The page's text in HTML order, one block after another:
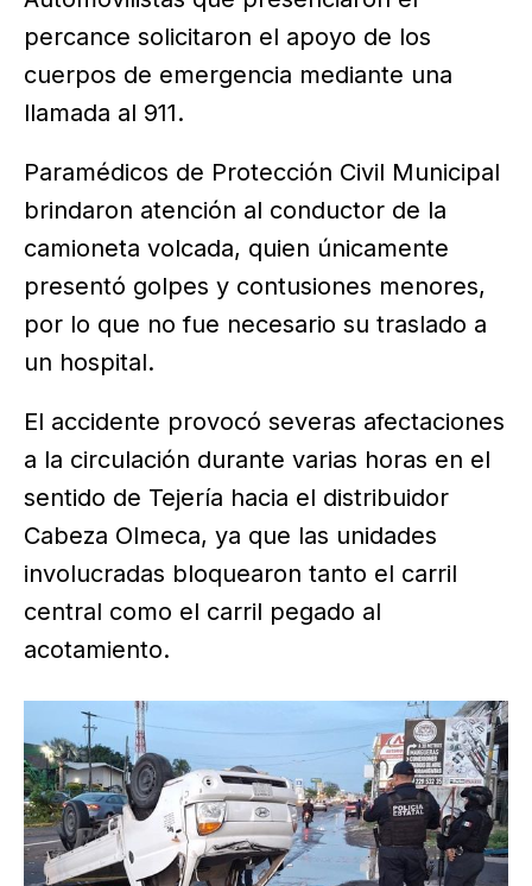
percance solicitaron el apoyo de los
cuerpos de emergencia mediante una
llamada al 911.
Paramédicos de Protección Civil Municipal
brindaron atención al conductor de la
camioneta volcada, quien únicamente
presentó golpes y contusiones menores,
por lo que no fue necesario su traslado a
un hospital.
El accidente provocó severas afectaciones
a la circulación durante varias horas en el
sentido de Tejería hacia el distribuidor
Cabeza Olmeca, ya que las unidades
involucradas bloquearon tanto el carril
central como el carril pegado al
acotamiento.